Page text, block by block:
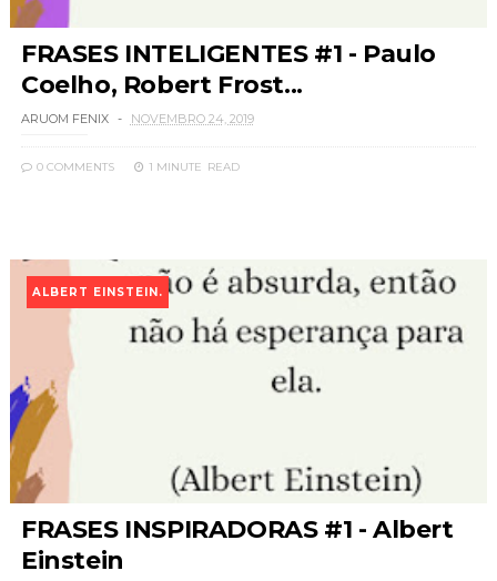
FRASES INTELIGENTES #1 - Paulo
Coelho, Robert Frost...
ARUOM FENIX NOVEMBRO 24, 2019
0 COMMENTS 1 MINUTE READ
ALBERT EINSTEIN.
FRASES INSPIRADORAS #1 - Albert
Einstein